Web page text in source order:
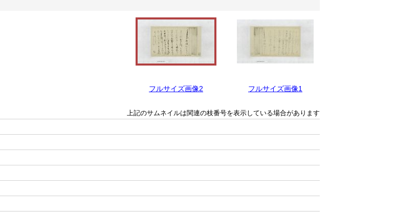
フルサイズ画像2 フルサイズ画像1
上記のサムネイルは関連の枝番号を表示している場合があります